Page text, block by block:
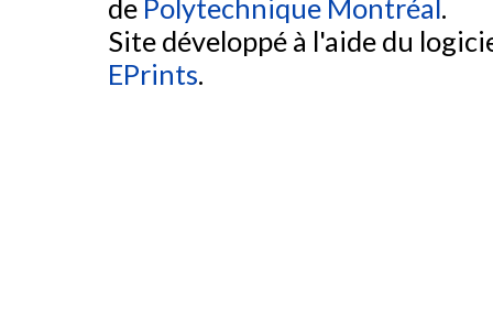
de Polytechnique Montréal .
Site développé à l'aide du
EPrints.